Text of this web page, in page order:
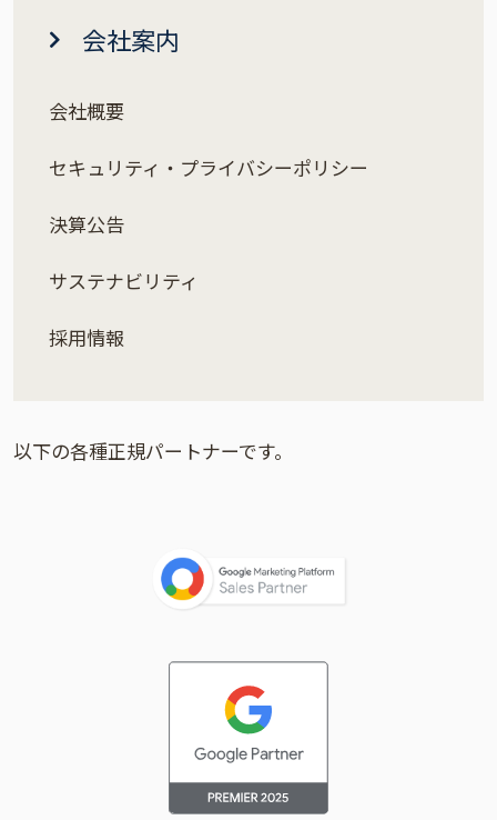
会社案内
会社概要
セキュリティ・プライバシーポリシー
決算公告
サステナビリティ
採用情報
以下の各種正規パートナーです。